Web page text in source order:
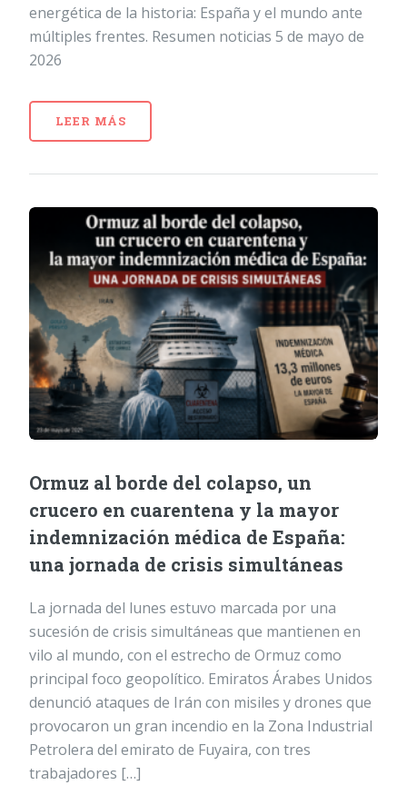
energética de la historia: España y el mundo ante
múltiples frentes. Resumen noticias 5 de mayo de
2026
LEER MÁS
Ormuz al borde del colapso, un
crucero en cuarentena y la mayor
indemnización médica de España:
una jornada de crisis simultáneas
La jornada del lunes estuvo marcada por una
sucesión de crisis simultáneas que mantienen en
vilo al mundo, con el estrecho de Ormuz como
principal foco geopolítico. Emiratos Árabes Unidos
denunció ataques de Irán con misiles y drones que
provocaron un gran incendio en la Zona Industrial
Petrolera del emirato de Fuyaira, con tres
trabajadores […]